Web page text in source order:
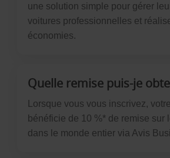
une solution simple pour gérer
voitures professionnelles et
économies.
Quelle remise puis-je
Lorsque vous vous inscrivez,
bénéficie de 10 %* de remise sur
dans le monde entier via Avis